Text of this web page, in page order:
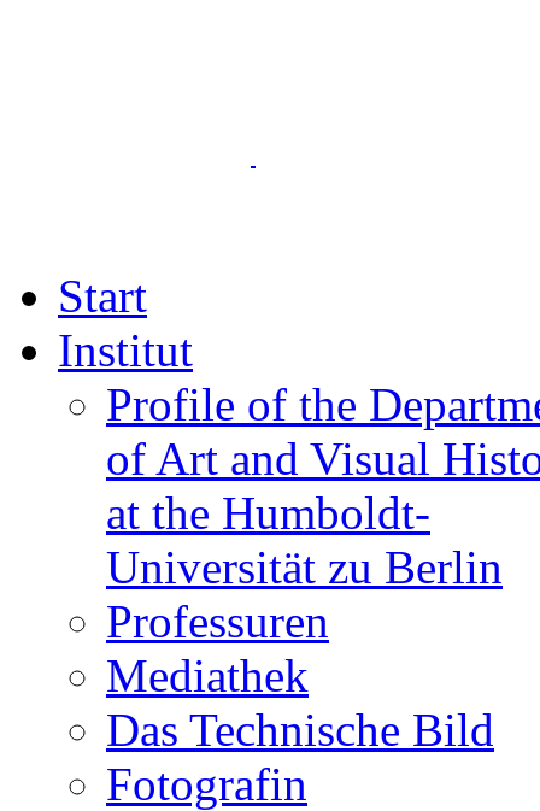
Start
Institut
Profile of the
of Art and Visual
at the Humboldt-
Universität zu Berlin
Professuren
Mediathek
Das Technische Bild
Fotografin